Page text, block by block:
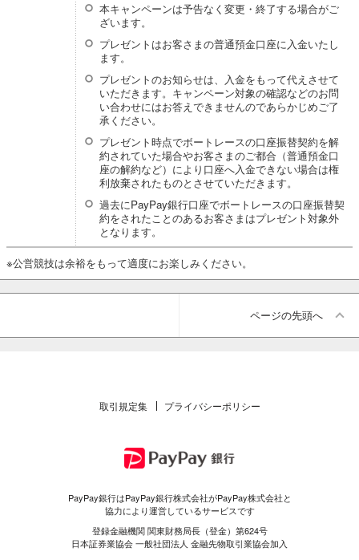
本キャンペーンは予告なく変更・終了する場合がご
ざいます。
プレゼントはお客さまの普通預金口座に入金いたし
ます。
プレゼントのお知らせは、入金をもって代えさせて
いただきます。キャンペーン対象の確認などのお問
い合わせにはお答えできませんのであらかじめご了
承ください。
プレゼント時点でボートレースの口座振替契約を解
約されていた場合やお客さまのご都合（普通預金口
座の解約など）により口座へ入金できない場合は権
利放棄されたものとさせていただきます。
過去にPayPay銀行口座でボートレースの口座振替契
約をされたことのあるお客さまはプレゼント対象外
となります。
※公営競技は余裕をもって適度にお楽しみください。
ページの先頭へ
取引規定集 プライバシーポリシー
PayPay銀行はPayPay銀行株式会社がPayPay株式会社と
協力により運営しているサービスです
登録金融機関 関東財務局長（登金）第624号
日本証券業協会 一般社団法人 金融先物取引業協会加入